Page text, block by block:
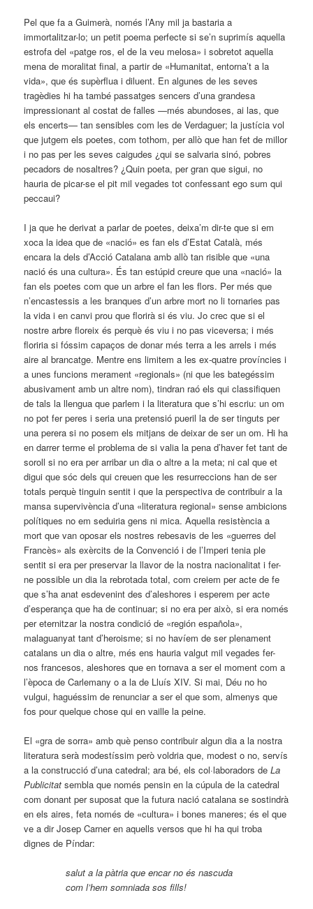
Pel que fa a Guimerà, només l’Any mil ja bastaria a
immortalitzar-lo; un petit poema perfecte si se’n suprimís aquella
estrofa del «patge ros, el de la veu melosa» i sobretot aquella
mena de moralitat final, a partir de «Humanitat, entorna’t a la
vida», que és supèrflua i diluent. En algunes de les seves
tragèdies hi ha també passatges sencers d’una grandesa
impressionant al costat de falles —més abundoses, ai las, que
els encerts— tan sensibles com les de Verdaguer; la justícia vol
que jutgem els poetes, com tothom, per allò que han fet de millor
i no pas per les seves caigudes ¿qui se salvaria sinó, pobres
pecadors de nosaltres? ¿Quin poeta, per gran que sigui, no
hauria de picar-se el pit mil vegades tot confessant ego sum qui
peccaui?
I ja que he derivat a parlar de poetes, deixa’m dir-te que si em
xoca la idea que de «nació» es fan els d’Estat Català, més
encara la dels d’Acció Catalana amb allò tan risible que «una
nació és una cultura». És tan estúpid creure que una «nació» la
fan els poetes com que un arbre el fan les flors. Per més que
n’encastessis a les branques d’un arbre mort no li tornaries pas
la vida i en canvi prou que florirà si és viu. Jo crec que si el
nostre arbre floreix és perquè és viu i no pas viceversa; i més
floriria si fóssim capaços de donar més terra a les arrels i més
aire al brancatge. Mentre ens limitem a les ex-quatre províncies i
a unes funcions merament «regionals» (ni que les bategéssim
abusivament amb un altre nom), tindran raó els qui classifiquen
de tals la llengua que parlem i la literatura que s’hi escriu: un om
no pot fer peres i seria una pretensió pueril la de ser tinguts per
una perera si no posem els mitjans de deixar de ser un om. Hi ha
en darrer terme el problema de si valia la pena d’haver fet tant de
soroll si no era per arribar un dia o altre a la meta; ni cal que et
digui que sóc dels qui creuen que les resurreccions han de ser
totals perquè tinguin sentit i que la perspectiva de contribuir a la
mansa supervivència d’una «literatura regional» sense ambicions
polítiques no em seduiria gens ni mica. Aquella resistència a
mort que van oposar els nostres rebesavis de les «guerres del
Francès» als exèrcits de la Convenció i de l’Imperi tenia ple
sentit si era per preservar la llavor de la nostra nacionalitat i fer-
ne possible un dia la rebrotada total, com creiem per acte de fe
que s’ha anat esdevenint des d’aleshores i esperem per acte
d’esperança que ha de continuar; si no era per això, si era només
per eternitzar la nostra condició de «región española»,
malaguanyat tant d’heroisme; si no havíem de ser plenament
catalans un dia o altre, més ens hauria valgut mil vegades fer-
nos francesos, aleshores que en tornava a ser el moment com a
l’època de Carlemany o a la de Lluís XIV. Si mai, Déu no ho
vulgui, haguéssim de renunciar a ser el que som, almenys que
fos pour quelque chose qui en vaille la peine.
El «gra de sorra» amb què penso contribuir algun dia a la nostra
literatura serà modestíssim però voldria que, modest o no, servís
a la construcció d’una catedral; ara bé, els col·laboradors deLa
Publicitat sembla que només pensin en la cúpula de la catedral
com donant per suposat que la futura nació catalana se sostindrà
en els aires, feta només de «cultura» i bones maneres; és el que
ve a dir Josep Carner en aquells versos que hi ha qui troba
dignes de Píndar:
salut a la pàtria que encar no és nascuda
com l’hem somniada sos fills!